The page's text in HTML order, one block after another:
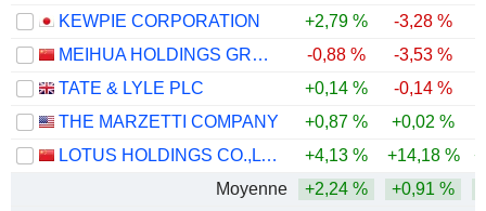
KEWPIE CORPORATION
+2,79 % -3,28 %
MEIHUA HOLDINGS GROUP CO.,LTD
-0,88 % -3,53 %
TATE & LYLE PLC
+0,14 % -0,14 %
THE MARZETTI COMPANY
+0,87 % +0,02 %
LOTUS HOLDINGS CO.,LTD.
+4,13 % +14,18 %
Moyenne
+2,24 % +0,91 %